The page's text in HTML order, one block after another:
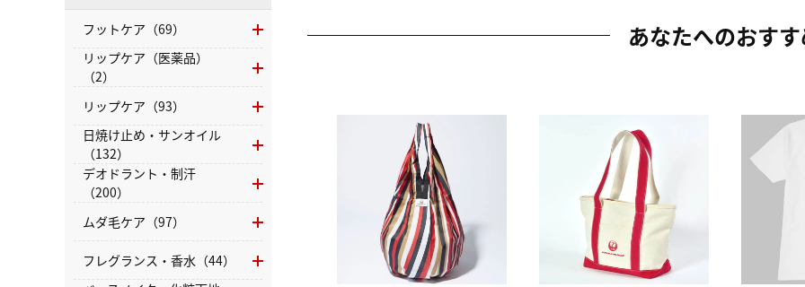
あなたへのおす
フットケア（69）
リップケア（医薬品）
（2）
リップケア（93）
日焼け止め・サンオイル
（132）
デオドラント・制汗
（200）
ムダ毛ケア（97）
フレグランス・香水（44）